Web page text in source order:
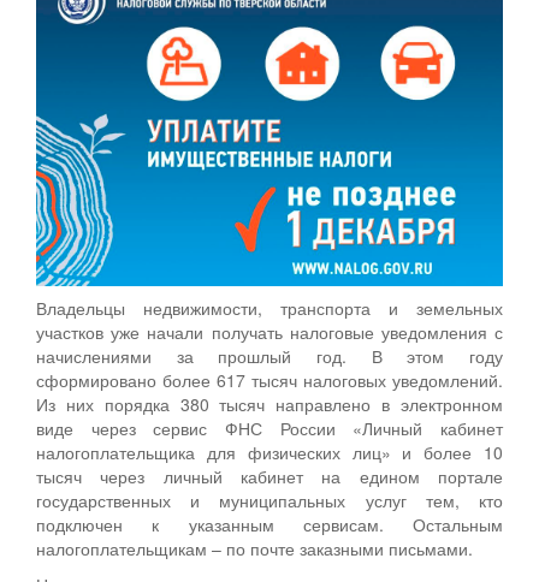
Владельцы недвижимости, транспорта и земельных
участков уже начали получать налоговые уведомления с
начислениями за прошлый год. В этом году
сформировано более 617 тысяч налоговых уведомлений.
Из них порядка 380 тысяч направлено в электронном
виде через сервис ФНС России «Личный кабинет
налогоплательщика для физических лиц» и более 10
тысяч через личный кабинет на едином портале
государственных и муниципальных услуг тем, кто
подключен к указанным сервисам. Остальным
налогоплательщикам – по почте заказными письмами.